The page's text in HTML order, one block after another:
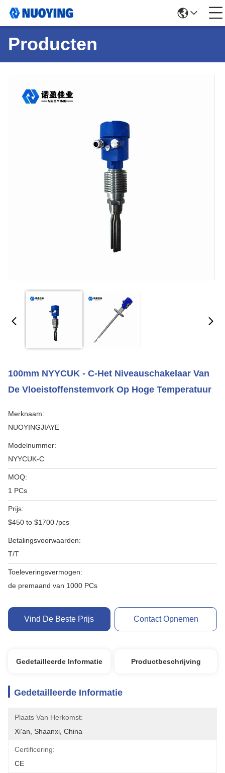
Producten
100mm NYYCUK - C-Het Niveauschakelaar Van
De Vloeistoffenstemvork Op Hoge Temperatuur
Merknaam:
NUOYINGJIAYE
Modelnummer:
NYYCUK-C
MOQ:
1 PCs
Prijs:
$450 to $1700 /pcs
Betalingsvoorwaarden:
T/T
Toeleveringsvermogen:
de premaand van 1000 PCs
Vind De Beste Prijs Contact Opnemen
Gedetailleerde Informatie Productbeschrijving
Gedetailleerde Informatie
Plaats Van Herkomst:
Xi'an, Shaanxi, China
Certificering:
CE